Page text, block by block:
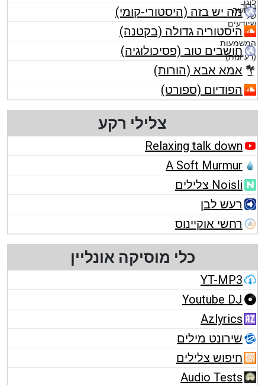
מה יש בזה (היסטורי-קומי)
היסטוריה גדולה (בקטנה)
חושבים טוב (פסיכולוגיה)
אמא אבא (הורות)
הפודיום (ספורט)
צלילי רקע
Relaxing talk down
A Soft Murmur
Noisli צלילים
רעש לבן
רחשי אוקיינוס
כלי מוסיקה אונליין
YT-MP3
Youtube DJ
Azlyrics
שירונט מילים
חיפוש צלילים
Audio Tests